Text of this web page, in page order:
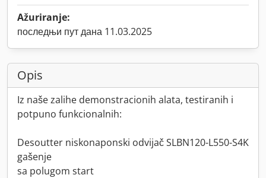
Ažuriranje:
последњи пут дана 11.03.2025
Opis
Iz naše zalihe demonstracionih alata, testiranih i
potpuno funkcionalnih:
Desoutter niskonaponski odvijač SLBN120-L550-S4K
gašenje
sa polugom start